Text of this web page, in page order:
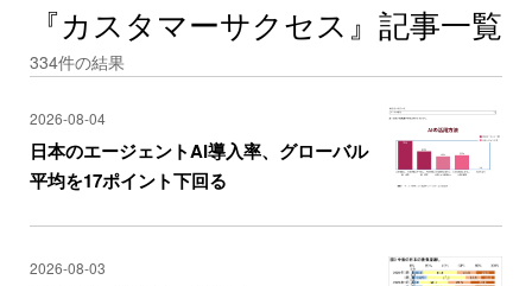
『カスタマーサクセス』記事一覧
334件の結果
2026-08-04
日本のエージェントAI導入率、グローバル
平均を17ポイント下回る
2026-08-03